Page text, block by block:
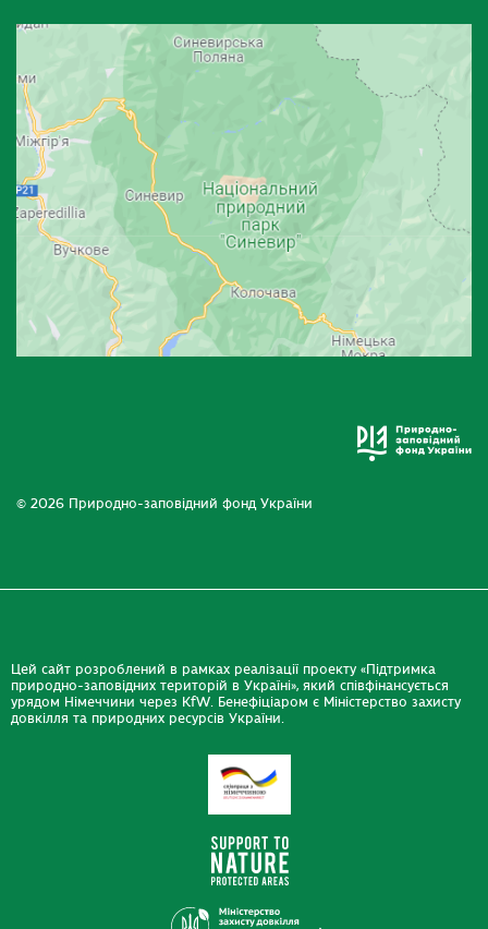
© 2026 Природно-заповідний фонд України
Цей сайт розроблений в рамках реалізації проекту «Підтримка
природно-заповідних територій в Україні», який співфінансується
урядом Німеччини через KfW. Бенефіціаром є Міністерство захисту
довкілля та природних ресурсів України.